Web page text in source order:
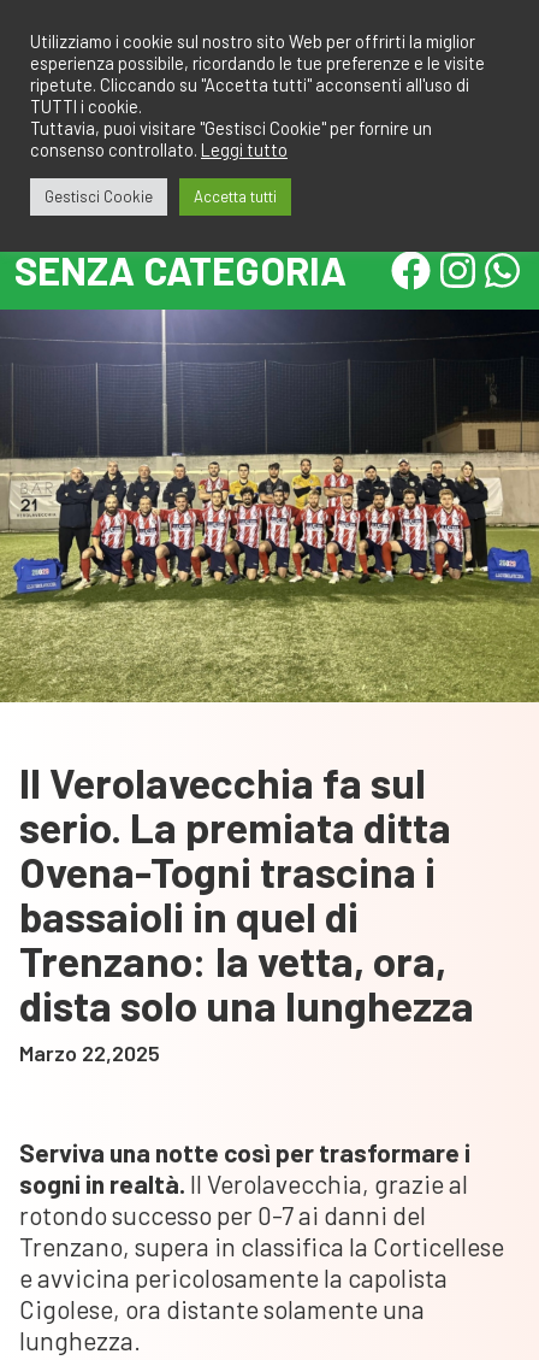
contenuto
SENZA CATEGORIA
Il Verolavecchia fa sul
serio. La premiata ditta
Ovena-Togni trascina i
bassaioli in quel di
Trenzano: la vetta, ora,
dista solo una lunghezza
Marzo 22,2025
Serviva una notte così per trasformare i
sogni in realtà. Il Verolavecchia, grazie al
rotondo successo per 0-7 ai danni del
Trenzano, supera in classifica la Corticellese
e avvicina pericolosamente la capolista
Cigolese, ora distante solamente una
lunghezza.
Utilizziamo i cookie sul nostro sito Web per offrirti la miglior
esperienza possibile, ricordando le tue preferenze e le visite
ripetute. Cliccando su "Accetta tutti" acconsenti all'uso di
TUTTI i cookie.
Tuttavia, puoi visitare "Gestisci Cookie" per fornire un
consenso controllato. Leggi tutto
Gestisci Cookie Accetta tutti